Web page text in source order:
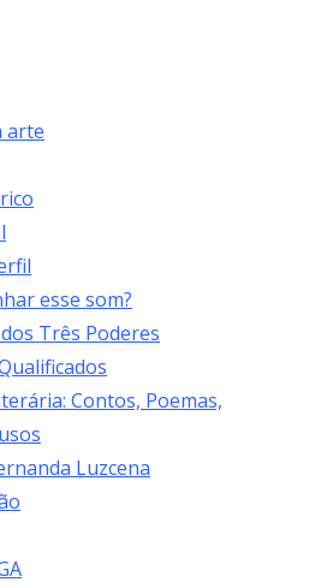
arte
esse som?
Três Poderes
Contos, Poemas,
Luzcena